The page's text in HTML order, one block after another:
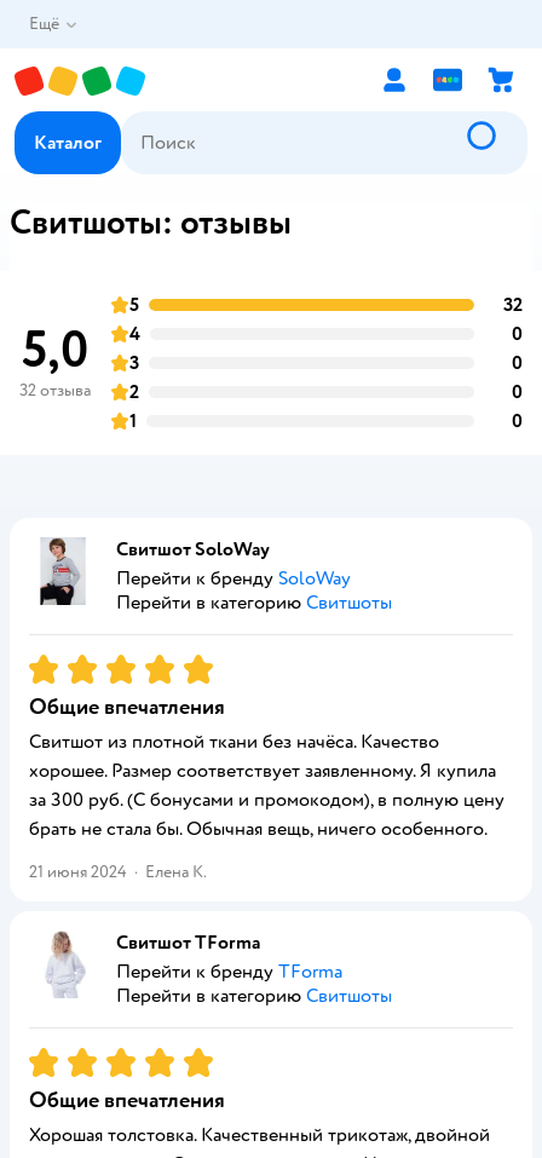
Ещё
Каталог
Свитшоты: отзывы
5,0
32 отзыва
оценка
5 32
оценка
4 0
оценка
3 0
оценка
2 0
оценка
1 0
Свитшот SoloWay
Перейти к бренду SoloWay
Перейти в категорию Свитшоты
Рейтинг:5
Общие впечатления
Свитшот из плотной ткани без начёса. Качество
хорошее. Размер соответствует заявленному. Я купила
за 300 руб. (С бонусами и промокодом), в полную цену
брать не стала бы. Обычная вещь, ничего особенного.
21 июня 2024 · Елена К.
Свитшот TForma
Перейти к бренду TForma
Перейти в категорию Свитшоты
Рейтинг:5
Общие впечатления
Хорошая толстовка. Качественный трикотаж, двойной